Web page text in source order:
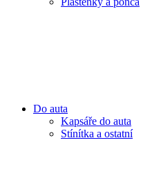
Do auta
Kapsáře do auta
Stínítka a ostatní